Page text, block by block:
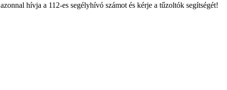
hívja a 112-es segélyhívó számot és kérje a tűzoltók segítségét!